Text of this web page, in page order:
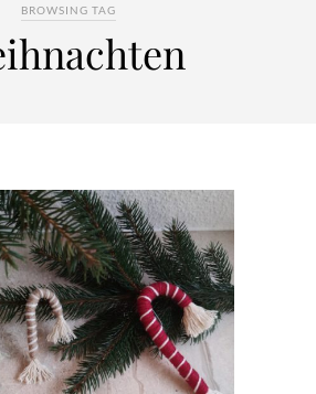
BROWSING TAG